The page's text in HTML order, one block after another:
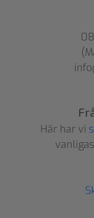
Här har vi